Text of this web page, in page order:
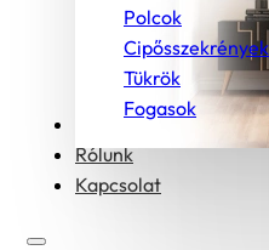
Polcok
Cipősszekrények
Tükrök
Fogasok
Bútorcsaládok
Rólunk
Kapcsolat